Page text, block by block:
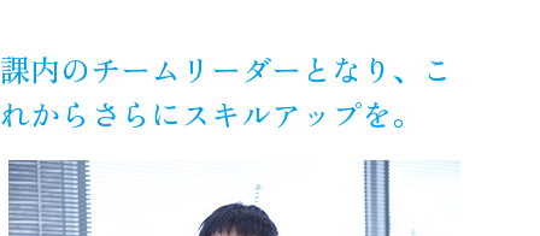
課内のチームリーダーとなり、こ
れからさらにスキルアップを。